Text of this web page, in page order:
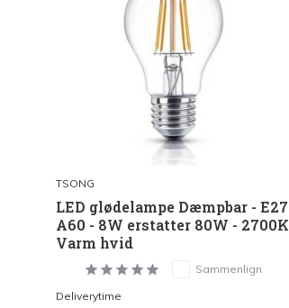
TSONG
LED glødelampe Dæmpbar - E27
A60 - 8W erstatter 80W - 2700K
Varm hvid
Sammenlign
Deliverytime